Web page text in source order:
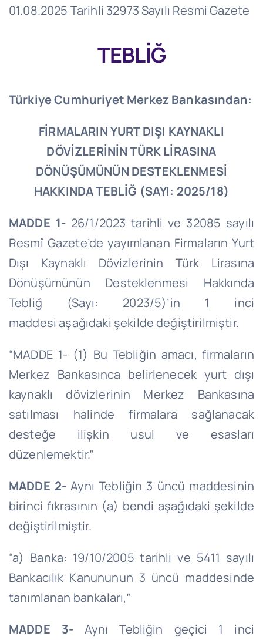
01.08.2025 Tarihli 32973 Sayılı Resmi Gazete
TEBLİĞ
Türkiye Cumhuriyet Merkez Bankasından:
FİRMALARIN YURT DIŞI KAYNAKLI
DÖVİZLERİNİN TÜRK LİRASINA
DÖNÜŞÜMÜNÜN DESTEKLENMESİ
HAKKINDA TEBLİĞ (SAYI: 2025/18)
MADDE 1-26/1/2023 tarihli ve 32085 sayılı
Resmî Gazete’de yayımlanan Firmaların Yurt
Dışı Kaynaklı Dövizlerinin Türk Lirasına
Dönüşümünün Desteklenmesi Hakkında
Tebliğ (Sayı: 2023/5)’in 1 inci
maddesi aşağıdaki şekilde değiştirilmiştir.
“MADDE 1- (1) Bu Tebliğin amacı, firmaların
Merkez Bankasınca belirlenecek yurt dışı
kaynaklı dövizlerinin Merkez Bankasına
satılması halinde firmalara sağlanacak
desteğe ilişkin usul ve esasları
düzenlemektir.”
MADDE 2-Aynı Tebliğin 3 üncü maddesinin
birinci fıkrasının (a) bendi aşağıdaki şekilde
değiştirilmiştir.
“a) Banka: 19/10/2005 tarihli ve 5411 sayılı
Bankacılık Kanununun 3 üncü maddesinde
tanımlanan bankaları,”
MADDE 3- Aynı Tebliğin geçici 1 inci